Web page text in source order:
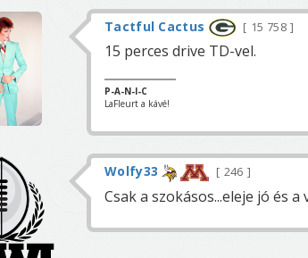
Tactful Cactus 15 758
15 perces drive TD-vel.
P-A-N-I-C
LaFleurt a kávé!
Wolfy33 246
Csak a szokásos...eleje jó és